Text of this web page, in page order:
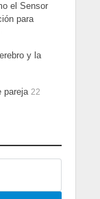
el Sensor
para
y la
pareja 22